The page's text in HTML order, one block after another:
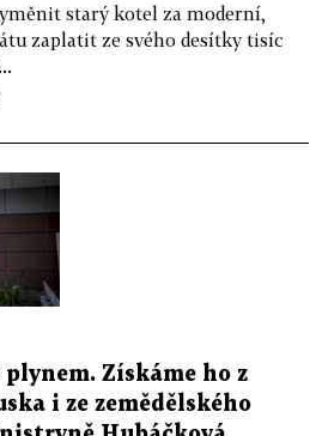
starý kotel za moderní,
zaplatit ze svého desítky tisíc
Získáme ho z
i ze zemědělského